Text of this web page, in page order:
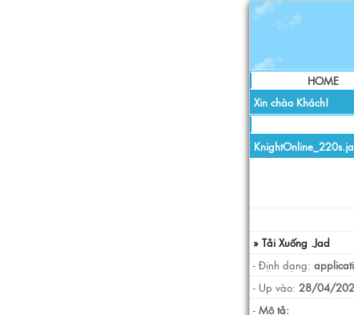
HOME
Xin chào Khách!
» Tải Xuống .Jad
- Định dạng:
- Up vào: 28/04/
- Mô tả: